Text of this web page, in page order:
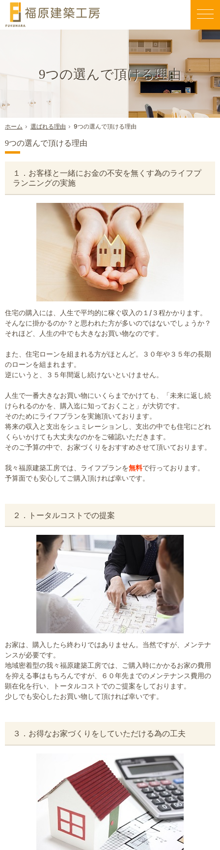
9つの選んで頂ける理由
親切丁寧な仕事が評判です。毎日早く帰りたくなる家づくりを行う当社にお任せください。
新築一戸建て・工務店・屋上庭園（大阪八尾市）なら福原建築工房のエコスハウス
ホーム 選ばれる理由 9つの選んで頂ける理由
9つの選んで頂ける理由
１．お客様と一緒にお金の不安を無くす為のライフプ
ランニングの実施
住宅の購入には、人生で平均的に稼ぐ収入の１/３程かかります。
そんなに掛かるのか？と思われた方が多いのではないでしょうか？
それほど、人生の中でも大きなお買い物なのです。
また、住宅ローンを組まれる方がほとんど。３０年や３５年の長期
のローンを組まれます。
逆にいうと、３５年間返し続けないといけません。
人生で一番大きなお買い物にいくらまでかけても、「未来に返し続
けられるのかを、購入迄に知っておくこと」が大切です。
そのためにライフプランを実施頂いております。
将来の収入と支出をシュミレーションし、支出の中でも住宅にどれ
くらいかけても大丈夫なのかをご確認いただきます。
そのご予算の中で、お家づくりをおすすめさせて頂いております。
我々福原建築工房では、ライフプランを無料で行っております。
予算面でも安心してご購入頂ければ幸いです。
２．トータルコストでの提案
お家は、購入したら終わりではありません。当然ですが、メンテナ
ンスが必要です。
地域密着型の我々福原建築工房では、ご購入時にかかるお家の費用
を抑える事はもちろんですが、６０年先までのメンテナンス費用の
顕在化を行い、トータルコストでのご提案をしております。
少しでも安心したお買い物して頂ければ幸いです。
３．お得なお家づくりをしていただける為の工夫